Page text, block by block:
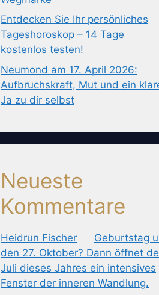
Entdecken Sie Ihr persönliches
Tageshoroskop – 14 Tage
kostenlos testen!
Neumond am 17. April 2026:
Aufbruchskraft, Mut und ein
Ja zu dir selbst
Neueste
Kommentare
Heidrun Fischer
Geburtstag
den 27. Oktober? Dann öffnet
Juli dieses Jahres ein intensives
Fenster der inneren Wandlung.